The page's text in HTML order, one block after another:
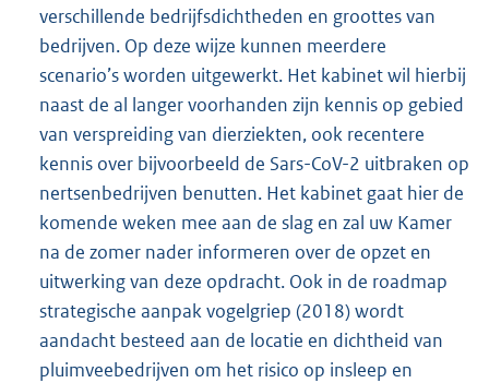
verschillende bedrijfsdichtheden en groottes van
bedrijven. Op deze wijze kunnen meerdere
scenario’s worden uitgewerkt. Het kabinet wil hierbij
naast de al langer voorhanden zijn kennis op gebied
van verspreiding van dierziekten, ook recentere
kennis over bijvoorbeeld de Sars-CoV-2 uitbraken op
nertsenbedrijven benutten. Het kabinet gaat hier de
komende weken mee aan de slag en zal uw Kamer
na de zomer nader informeren over de opzet en
uitwerking van deze opdracht. Ook in de roadmap
strategische aanpak vogelgriep (2018) wordt
aandacht besteed aan de locatie en dichtheid van
pluimveebedrijven om het risico op insleep en